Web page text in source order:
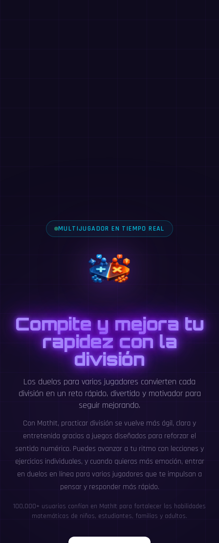
MULTIJUGADOR EN TIEMPO REAL
Compite y mejora tu
rapidez con la
división
Los duelos para varios jugadores convierten cada
división en un reto rápido, divertido y motivador para
seguir mejorando.
Con MathIt, practicar división se vuelve más ágil, clara y
entretenida gracias a juegos diseñados para reforzar el
sentido numérico. Puedes avanzar a tu ritmo con lecciones y
ejercicios individuales, y cuando quieras más emoción, entrar
en duelos en línea para varios jugadores que te impulsan a
pensar y responder más rápido.
100,000+ usuarios confían en MathIt para fortalecer las habilidades
matemáticas de niños, estudiantes, familias y adultos.